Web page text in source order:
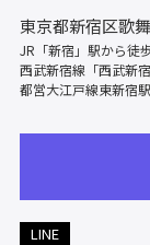
東京都新宿区歌
JR「新宿」駅から徒
西武新宿線「西武新
都営大江戸線東新宿
LINE